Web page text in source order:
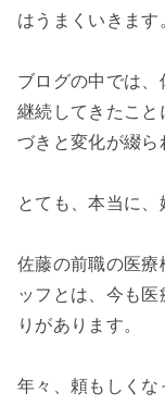
はうまくいきます
ブログの中では
継続してきたこ
づきと変化が綴ら
とても、本当に、
佐藤の前職の医療
ッフとは、今も
りがあります。
年々、頼もしくな